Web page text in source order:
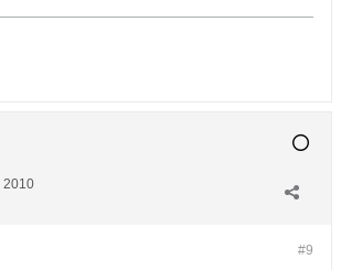
2010
#9